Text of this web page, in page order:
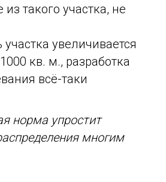
такого участка, не
увеличивается
кв. м., разработка
всё-таки
норма упростит
многим